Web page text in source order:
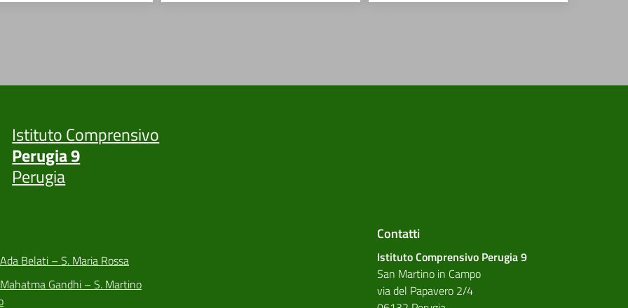
Istituto Comprensivo
Perugia 9
Perugia
Belati – S. Maria Rossa
Gandhi – S. Martino
Contatti
Istituto Comprensivo Perugia 9
San Martino in Campo
via del Papavero 2/4